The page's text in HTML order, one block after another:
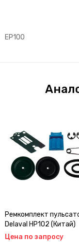
EP100
Ремкомплект
Delaval HP102 (Китай)
Цена по запросу